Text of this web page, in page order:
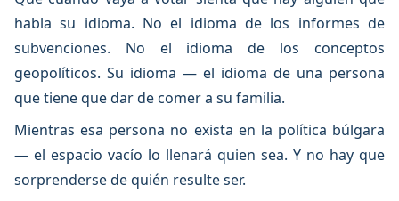
habla su idioma. No el idioma de los informes de
subvenciones. No el idioma de los conceptos
geopolíticos. Su idioma — el idioma de una persona
que tiene que dar de comer a su familia.
Mientras esa persona no exista en la política búlgara
— el espacio vacío lo llenará quien sea. Y no hay que
sorprenderse de quién resulte ser.